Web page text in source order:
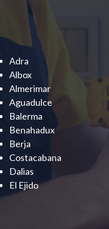
Adra
Albox
Almerimar
Aguadulce
Balerma
Benahadux
Berja
Costacabana
Dalias
El Ejido